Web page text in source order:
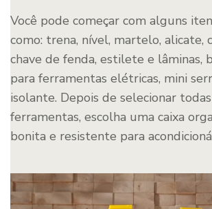
Você pode começar com alguns
como: trena, nível, martelo, alicate,
chave de fenda, estilete e lâminas,
para ferramentas elétricas, mini
isolante. Depois de selecionar
ferramentas, escolha uma caixa
bonita e resistente para